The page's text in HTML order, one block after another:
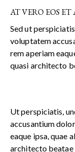
AT VERO EOS
Sed ut
voluptatem
rem aperiam
quasi architecto
Ut perspiciatis,
accusantium
eaque ipsa, quae
architecto beatae